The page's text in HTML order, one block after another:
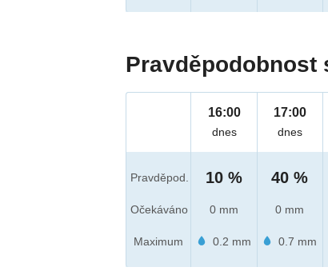
Pravděpodobnost
Pravděpod.
Očekáváno
Maximum
16:00
dnes
10 %
0 mm
0.2 mm
17:00
dnes
40 %
0 mm
0.7 mm